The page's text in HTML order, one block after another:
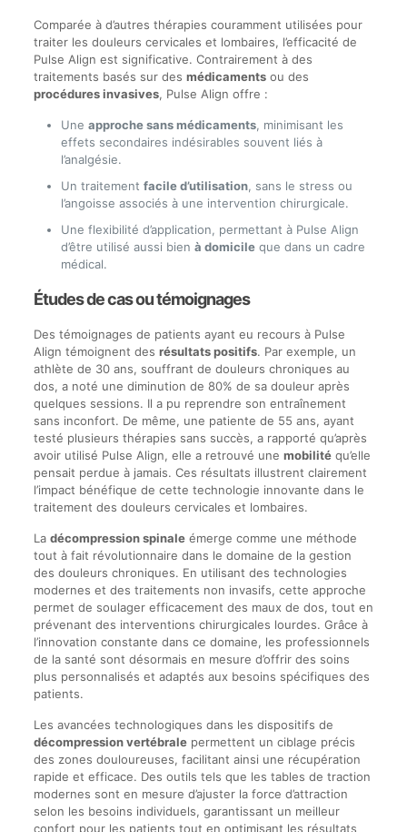
Comparée à d’autres thérapies couramment utilisées pour
traiter les douleurs cervicales et lombaires, l’efficacité de
Pulse Align est significative. Contrairement à des
traitements basés sur des médicamentsou des
procédures invasives, Pulse Align offre :
Une approche sans médicaments, minimisant les
effets secondaires indésirables souvent liés à
l’analgésie.
Un traitement facile d’utilisation, sans le stress ou
l’angoisse associés à une intervention chirurgicale.
Une flexibilité d’application, permettant à Pulse Align
d’être utilisé aussi bien à domicileque dans un cadre
médical.
Études de cas ou témoignages
Des témoignages de patients ayant eu recours à Pulse
Align témoignent des résultats positifs. Par exemple, un
athlète de 30 ans, souffrant de douleurs chroniques au
dos, a noté une diminution de 80% de sa douleur après
quelques sessions. Il a pu reprendre son entraînement
sans inconfort. De même, une patiente de 55 ans, ayant
testé plusieurs thérapies sans succès, a rapporté qu’après
avoir utilisé Pulse Align, elle a retrouvé une mobilitéqu’elle
pensait perdue à jamais. Ces résultats illustrent clairement
l’impact bénéfique de cette technologie innovante dans le
traitement des douleurs cervicales et lombaires.
La décompression spinaleémerge comme une méthode
tout à fait révolutionnaire dans le domaine de la gestion
des douleurs chroniques. En utilisant des technologies
modernes et des traitements non invasifs, cette approche
permet de soulager efficacement des maux de dos, tout en
prévenant des interventions chirurgicales lourdes. Grâce à
l’innovation constante dans ce domaine, les professionnels
de la santé sont désormais en mesure d’offrir des soins
plus personnalisés et adaptés aux besoins spécifiques des
patients.
Les avancées technologiques dans les dispositifs de
décompression vertébralepermettent un ciblage précis
des zones douloureuses, facilitant ainsi une récupération
rapide et efficace. Des outils tels que les tables de traction
modernes sont en mesure d’ajuster la force d’attraction
selon les besoins individuels, garantissant un meilleur
confort pour les patients tout en optimisant les résultats